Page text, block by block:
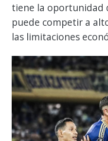
tiene la oportunidad
puede competir a
las limitaciones